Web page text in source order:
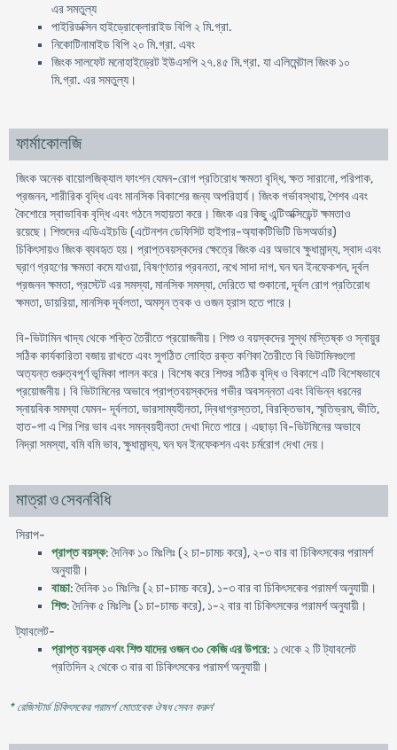
এর সমতুল্য
পাইরিডক্সিন হাইড্রোক্লোরাইড বিপি ২ মি.গ্রা.
নিকোটিনামাইড বিপি ২০ মি.গ্রা. এবং
জিংক সালফেট মনোহাইড্রেট ইউএসপি ২৭.৪৫ মি.গ্রা. যা এলিমেন্টাল জিংক ১০
মি.গ্রা. এর সমতুল্য।
ফার্মাকোলজি
জিংক অনেক বায়োলজিক্যাল ফাংশন যেমন-রোগ প্রতিরোধ ক্ষমতা বৃদ্ধি, ক্ষত সারানো, পরিপাক,
প্রজনন, শারীরিক বৃদ্ধি এবং মানসিক বিকাশের জন্য অপরিহার্য। জিংক গর্ভাবস্থায়, শৈশব এবং
কৈশোরে স্বাভাবিক বৃদ্ধি এবং গঠনে সহায়তা করে। জিংক এর কিছু এন্টিঅক্সিডেন্ট ক্ষমতাও
রয়েছে। শিশুদের এডিএইচডি (এটেনশন ডেফিসিট হাইপার-অ্যাকটিভিটি ডিসঅর্ডার)
চিকিৎসায়ও জিংক ব্যবহৃত হয়। প্রাপ্তবয়স্কদের ক্ষেত্রে জিংক এর অভাবে ক্ষুধামান্দ্য, স্বাদ এবং
ঘ্রাণ গ্রহণের ক্ষমতা কমে যাওয়া, বিষণ্ণতার প্রবনতা, নখে সাদা দাগ, ঘন ঘন ইনফেকশন, দূর্বল
প্রজনন ক্ষমতা, প্রস্টেট এর সমস্যা, মানসিক সমস্যা, দেরিতে ঘা শুকানো, দূর্বল রোগ প্রতিরোধ
ক্ষমতা, ডায়রিয়া, মানসিক দূর্বলতা, অমসৃন ত্বক ও ওজন হ্রাস হতে পারে।
বি-ভিটামিন খাদ্য থেকে শক্তি তৈরীতে প্রয়োজনীয়। শিশু ও বয়স্কদের সুস্থ মস্তিষ্ক ও স্নায়ুর
সঠিক কার্যকারিতা বজায় রাখতে এবং সুগঠিত লোহিত রক্ত কণিকা তৈরীতে বি ভিটামিনগুলো
অত্যন্ত গুরুত্বপূর্ণ ভূমিকা পালন করে। বিশেষ করে শিশুর সঠিক বৃদ্ধি ও বিকাশে এটি বিশেষভাবে
প্রয়োজনীয়। বি ভিটামিনের অভাবে প্রাপ্তবয়স্কদের গভীর অবসন্নতা এবং বিভিন্ন ধরনের
স্নায়বিক সমস্যা যেমন- দূর্বলতা, ভারসাম্যহীনতা, দ্বিধাগ্রস্ততা, বিরক্তিভাব, স্মৃতিভ্রম, ভীতি,
হাত-পা এ শির শির ভাব এবং সমন্বয়হীনতা দেখা দিতে পারে। এছাড়া বি-ভিটমিনের অভাবে
নিদ্রা সমস্যা, বমি বমি ভাব, ক্ষুধামান্দ্য, ঘন ঘন ইনফেকশন এবং চর্মরোগ দেখা দেয়।
মাত্রা ও সেবনবিধি
সিরাপ-
প্রাপ্ত বয়স্ক: দৈনিক ১০ মিঃলিঃ (২ চা-চামচ করে), ২-৩ বার বা চিকিৎসকের পরামর্শ
অনুযায়ী।
বাচ্চা: দৈনিক ১০ মিঃলিঃ (২ চা-চামচ করে), ১-৩ বার বা চিকিৎসকের পরামর্শ অনুযায়ী।
শিশু: দৈনিক ৫ মিঃলিঃ (১ চা-চামচ করে), ১-২ বার বা চিকিৎসকের পরামর্শ অনুযায়ী।
ট্যাবলেট-
প্রাপ্ত বয়স্ক এবং শিশু যাদের ওজন ৩০ কেজি এর উপরে: ১ থেকে ২ টি ট্যাবলেট
প্রতিদিন ২ থেকে ৩ বার বা চিকিৎসকের পরামর্শ অনুযায়ী।
* রেজিস্টার্ড চিকিৎসকের পরামর্শ মোতাবেক ঔষধ সেবন করুন'